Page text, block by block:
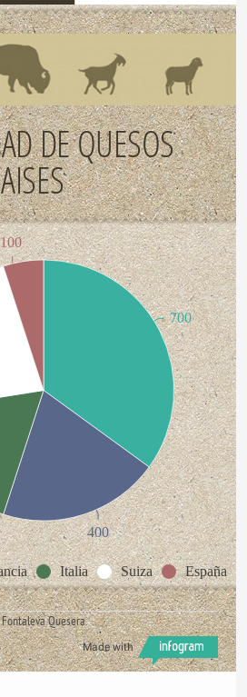
DE QUESOS
Italia Suiza España
700
400
100
Fontaleva Quesera
Made with